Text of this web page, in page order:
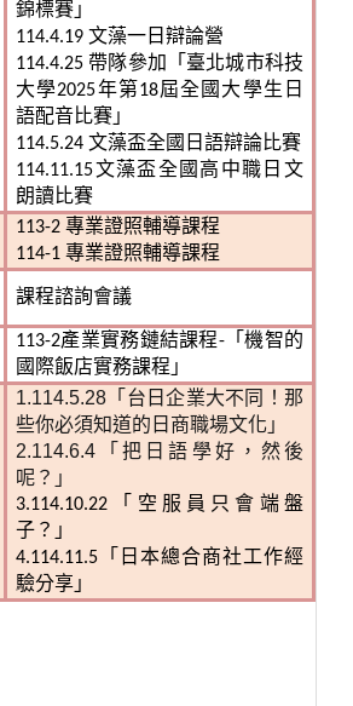
錦標賽」
114.4.19 文藻一日辯論營
114.4.25 帶隊參加「臺北城市科技
大學2025年第18屆全國大學生日
語配音比賽」
114.5.24 文藻盃全國日語辯論比賽
114.11.15文藻盃全國高中職日文
朗讀比賽
113-2 專業證照輔導課程
114-1 專業證照輔導課程
課程諮詢會議
113-2產業實務鏈結課程-「機智的
國際飯店實務課程」
1.114.5.28「台日企業大不同！那
些你必須知道的日商職場文化」
2.114.6.4「把日語學好，然後
呢？」
3.114.10.22「空服員只會端盤
子？」
4.114.11.5「日本總合商社工作經
驗分享」